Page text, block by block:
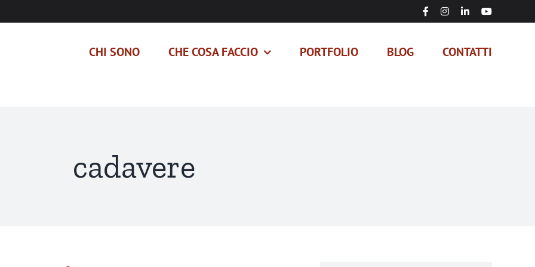
FacebookInstagram
LinkedInYouTube
CHI SONO CHE COSA FACCIO PORTFOLIO BLOG CONTATTI
cadavere